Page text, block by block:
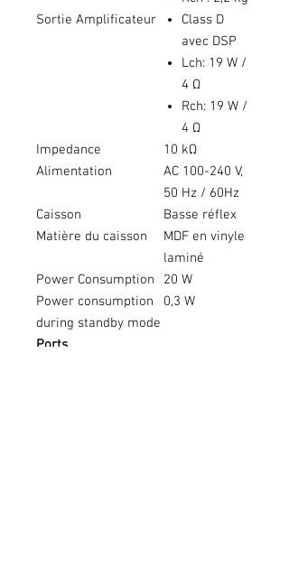
Sortie Amplificateur
Class D
avec DSP
Lch: 19 W /
4 Ω
Rch: 19 W /
4 Ω
Impedance
10 kΩ
Alimentation
AC 100-240 V,
50 Hz / 60Hz
Caisson
Basse réflex
Matière du caisson
MDF en vinyle
laminé
Power Consumption
20 W
Power consumption
during standby mode
0,3 W
Ports